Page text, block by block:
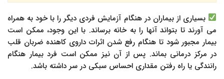
بسیاری از بیماران در هنگام آزمایش فردی دیگر را با خود به همراه
می آورند تا بتواند آنها را به خانه برساند. با این وجود، ممکن است
بیمار مجبور شود تا هنگام رفع شدن اثرات داروی کاهنده ضربان قلب
در مرکز درمانی بماند. پس از آن نیز ممکن است فرد بیمار هنگام
رانندگی یا راه رفتن مقداری احساس سبکی در سر داشته باشد.